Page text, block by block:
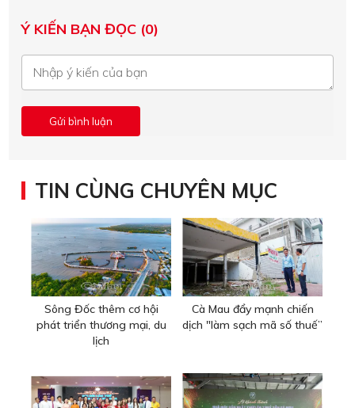
Ý KIẾN BẠN ĐỌC (0)
TIN CÙNG CHUYÊN MỤC
Sông Đốc thêm cơ hội
phát triển thương mại, du
lịch
Cà Mau đẩy mạnh chiến
dịch "làm sạch mã số thuế”